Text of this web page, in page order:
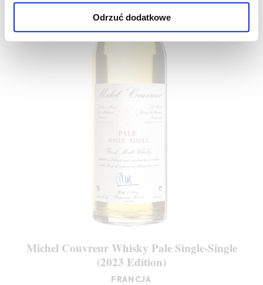
Odrzuć dodatkowe
Michel Couvreur Whisky Pale Single-Single
(2023 Edition)
FRANCJA